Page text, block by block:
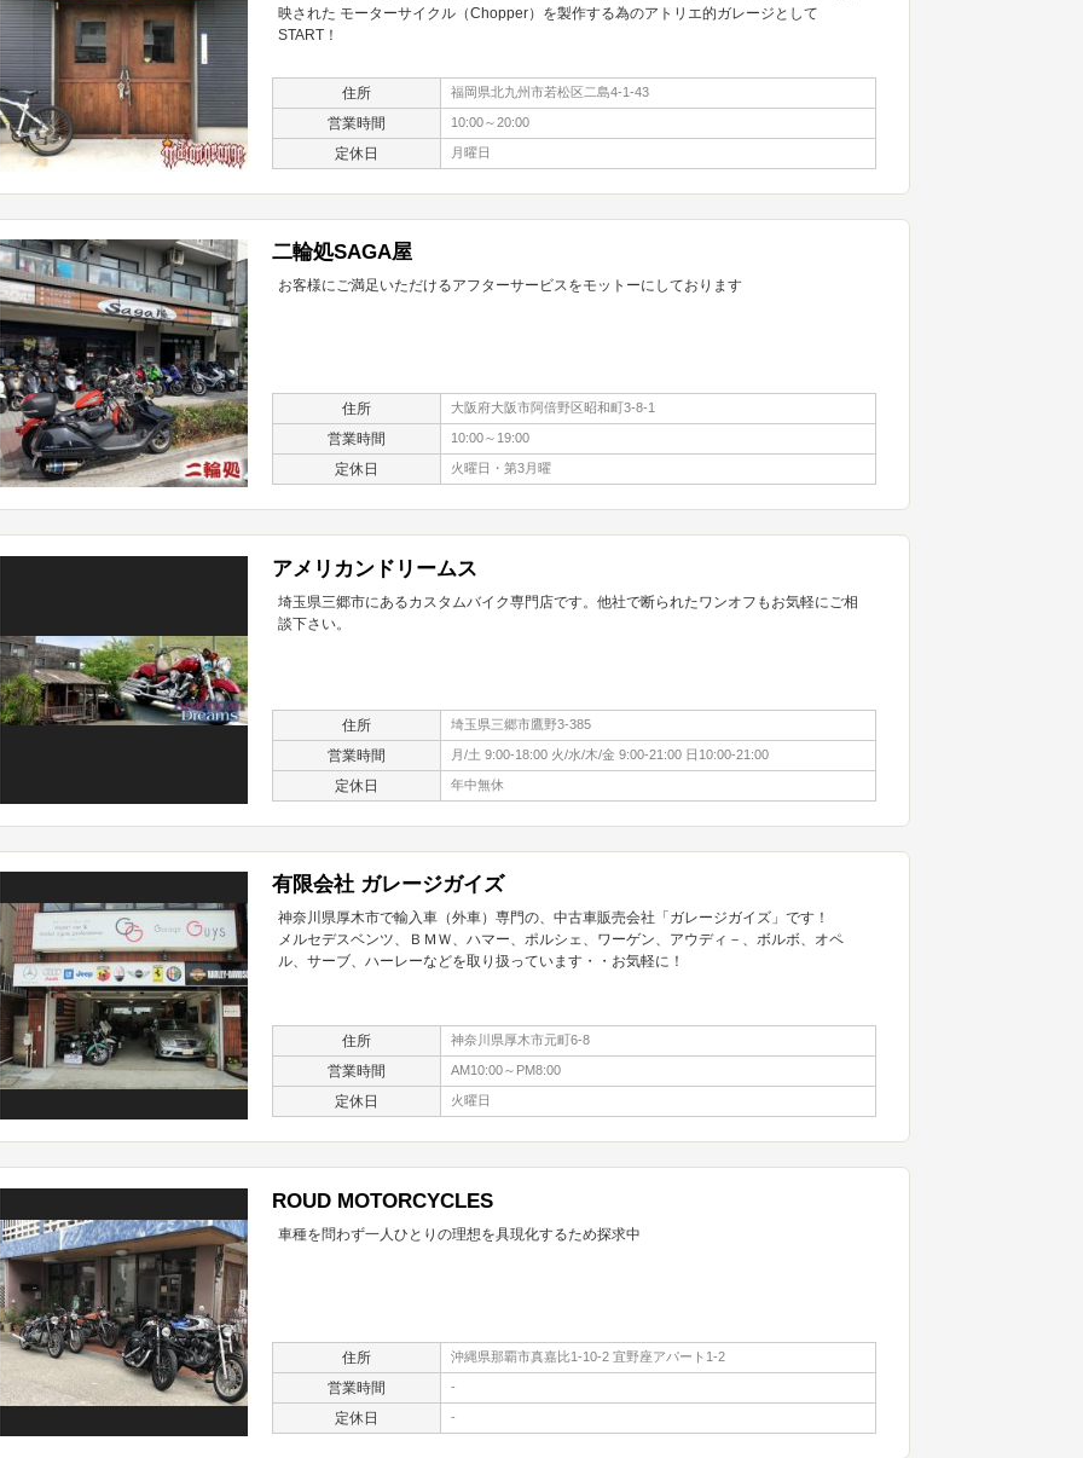
映された モーターサイクル（Chopper）を製作する為のアトリエ的ガレージとして
START！
住所 福岡県北九州市若松区二島4-1-43
営業時間 10:00～20:00
定休日 月曜日
二輪処SAGA屋
お客様にご満足いただけるアフターサービスをモットーにしております
住所 大阪府大阪市阿倍野区昭和町3-8-1
営業時間 10:00～19:00
定休日 火曜日・第3月曜
アメリカンドリームス
埼玉県三郷市にあるカスタムバイク専門店です。他社で断られたワンオフもお気軽にご相
談下さい。
住所 埼玉県三郷市鷹野3-385
営業時間 月/土 9:00-18:00 火/水/木/金 9:00-21:00 日10:00-21:00
定休日 年中無休
有限会社 ガレージガイズ
神奈川県厚木市で輸入車（外車）専門の、中古車販売会社「ガレージガイズ」です！
メルセデスベンツ、ＢＭＷ、ハマー、ポルシェ、ワーゲン、アウディ－、ボルボ、オペ
ル、サーブ、ハーレーなどを取り扱っています・・お気軽に！
住所 神奈川県厚木市元町6-8
営業時間 AM10:00～PM8:00
定休日 火曜日
ROUD MOTORCYCLES
車種を問わず一人ひとりの理想を具現化するため探求中
住所 沖縄県那覇市真嘉比1-10-2 宜野座アパート1-2
営業時間 -
定休日 -